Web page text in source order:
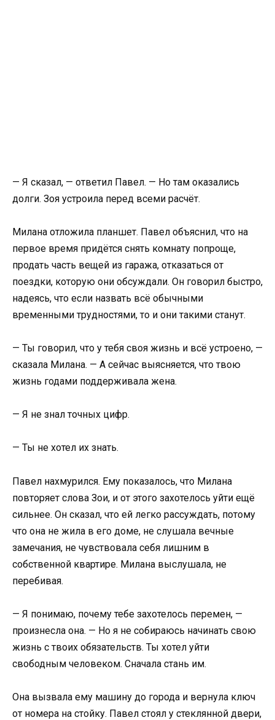
— Я сказал, — ответил Павел. — Но там оказались
долги. Зоя устроила перед всеми расчёт.
Милана отложила планшет. Павел объяснил, что на
первое время придётся снять комнату попроще,
продать часть вещей из гаража, отказаться от
поездки, которую они обсуждали. Он говорил быстро,
надеясь, что если назвать всё обычными
временными трудностями, то и они такими станут.
— Ты говорил, что у тебя своя жизнь и всё устроено, —
сказала Милана. — А сейчас выясняется, что твою
жизнь годами поддерживала жена.
— Я не знал точных цифр.
— Ты не хотел их знать.
Павел нахмурился. Ему показалось, что Милана
повторяет слова Зои, и от этого захотелось уйти ещё
сильнее. Он сказал, что ей легко рассуждать, потому
что она не жила в его доме, не слушала вечные
замечания, не чувствовала себя лишним в
собственной квартире. Милана выслушала, не
перебивая.
— Я понимаю, почему тебе захотелось перемен, —
произнесла она. — Но я не собираюсь начинать свою
жизнь с твоих обязательств. Ты хотел уйти
свободным человеком. Сначала стань им.
Она вызвала ему машину до города и вернула ключ
от номера на стойку. Павел стоял у стеклянной двери,